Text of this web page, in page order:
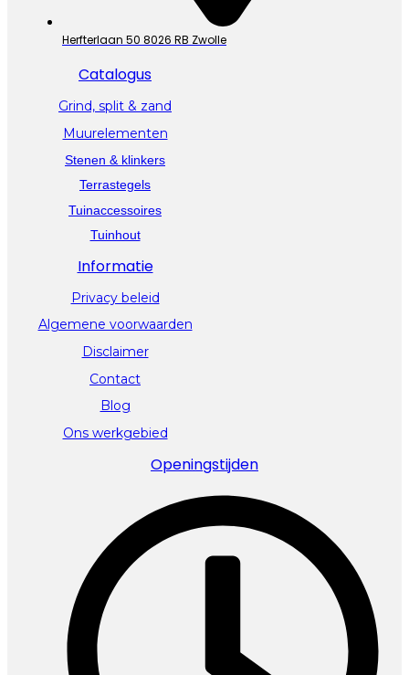
Herfterlaan 50 8026 RB Zwolle
Catalogus
Grind, split & zand
Muurelementen
Stenen & klinkers
Terrastegels
Tuinaccessoires
Tuinhout
Informatie
Privacy beleid
Algemene voorwaarden
Disclaimer
Contact
Blog
Ons werkgebied
Openingstijden